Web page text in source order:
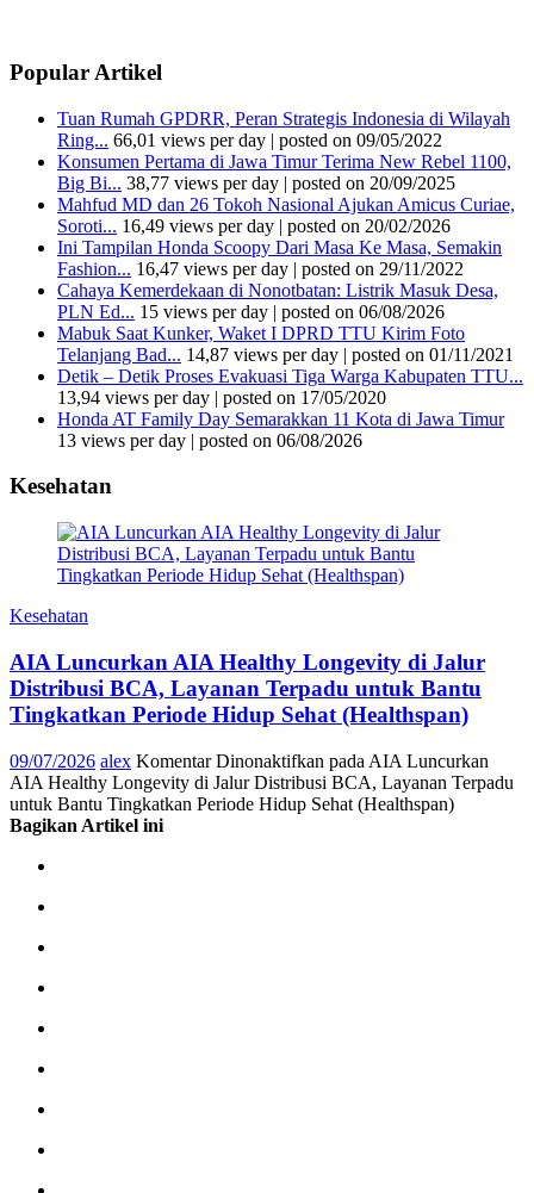
Popular Artikel
Tuan Rumah GPDRR, Peran Strategis Indonesia di Wilayah
Ring... 66,01 views per day | posted on 09/05/2022
Konsumen Pertama di Jawa Timur Terima New Rebel 1100,
Big Bi... 38,77 views per day | posted on 20/09/2025
Mahfud MD dan 26 Tokoh Nasional Ajukan Amicus Curiae,
Soroti... 16,49 views per day | posted on 20/02/2026
Ini Tampilan Honda Scoopy Dari Masa Ke Masa, Semakin
Fashion... 16,47 views per day | posted on 29/11/2022
Cahaya Kemerdekaan di Nonotbatan: Listrik Masuk Desa,
PLN Ed... 15 views per day | posted on 06/08/2026
Mabuk Saat Kunker, Waket I DPRD TTU Kirim Foto
Telanjang Bad... 14,87 views per day | posted on 01/11/2021
Detik – Detik Proses Evakuasi Tiga Warga Kabupaten TTU...
13,94 views per day | posted on 17/05/2020
Honda AT Family Day Semarakkan 11 Kota di Jawa Timur
13 views per day | posted on 06/08/2026
Kesehatan
Kesehatan
AIA Luncurkan AIA Healthy Longevity di Jalur
Distribusi BCA, Layanan Terpadu untuk Bantu
Tingkatkan Periode Hidup Sehat (Healthspan)
09/07/2026 alex Komentar Dinonaktifkan pada AIA Luncurkan
AIA Healthy Longevity di Jalur Distribusi BCA, Layanan Terpadu
untuk Bantu Tingkatkan Periode Hidup Sehat (Healthspan)
Bagikan Artikel ini